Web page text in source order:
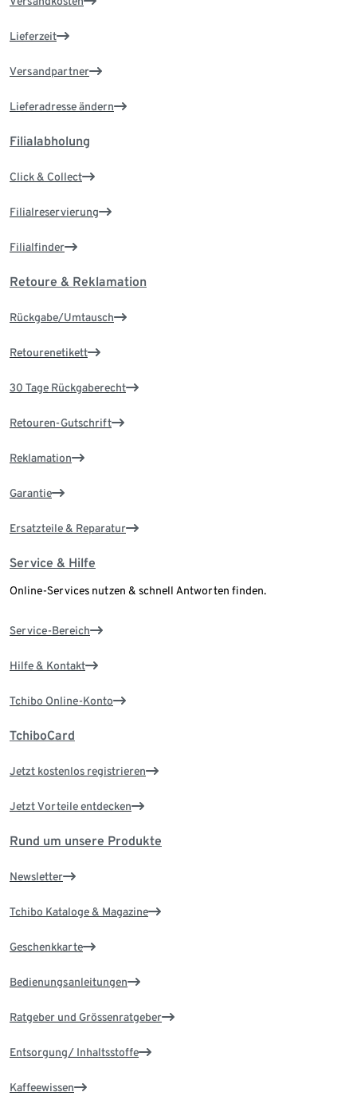
Lieferzeit
Versandpartner
Lieferadresse ändern
Filialabholung
Click & Collect
Filialreservierung
Filialfinder
Retoure & Reklamation
Rückgabe/Umtausch
Retourenetikett
30 Tage Rückgaberecht
Retouren-Gutschrift
Reklamation
Garantie
Ersatzteile & Reparatur
Service & Hilfe
Online-Services nutzen & schnell Antworten finden.
Service-Bereich
Hilfe & Kontakt
Tchibo Online-Konto
TchiboCard
Jetzt kostenlos registrieren
Jetzt Vorteile entdecken
Rund um unsere Produkte
Newsletter
Tchibo Kataloge & Magazine
Geschenkkarte
Bedienungsanleitungen
Ratgeber und Grössenratgeber
Entsorgung/ Inhaltsstoffe
Kaffeewissen